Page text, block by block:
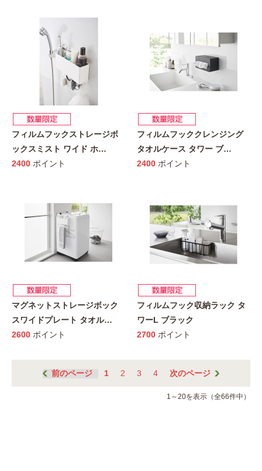
フィルムフックストレージボ
ックスミスト ワイド ホ…
2400 ポイント
フィルムフッククレンジング
タオルケース タワー ブ…
2400 ポイント
マグネットストレージボック
スワイドプレート タオル…
2600 ポイント
フィルムフック収納ラック タ
ワーL ブラック
2700 ポイント
前のページ 1 2 3 4 次のページ
1～20を表示（全66件中）